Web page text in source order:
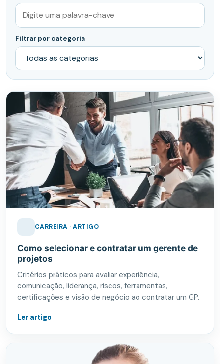
Filtrar por categoria
CARREIRA · ARTIGO
Como selecionar e contratar um gerente de
projetos
Critérios práticos para avaliar experiência,
comunicação, liderança, riscos, ferramentas,
certificações e visão de negócio ao contratar um GP.
Ler artigo